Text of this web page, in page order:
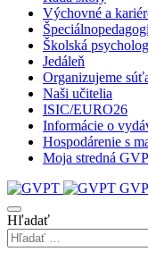
Výchovné a
Školská
Jedáleň
Organizujeme
Naši učitelia
ISIC/EURO26
Informácie o
Hospodárenie s
Moja stredná
Hľadať